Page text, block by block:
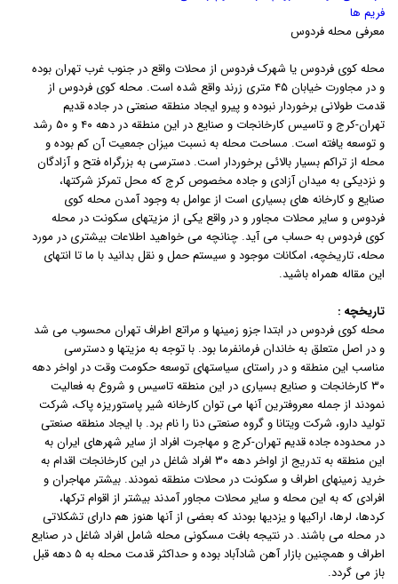
فریم ها
معرفی محله فردوس
محله کوی فردوس یا شهرک فردوس از محلات واقع در جنوب غرب تهران بوده
و در مجاورت خیابان ۴۵ متری زرند واقع شده است. محله کوی فردوس از
قدمت طولانی برخوردار نبوده و پیرو ایجاد منطقه صنعتی در جاده قدیم
تهران-کرج و تاسیس کارخانجات و صنایع در این منطقه در دهه ۴۰ و ۵۰ رشد
و توسعه یافته است. مساحت محله به نسبت میزان جمعیت آن کم بوده و
محله از تراکم بسیار بالائی برخوردار است. دسترسی به بزرگراه فتح و آزادگان
و نزدیکی به میدان آزادی و جاده مخصوص کرج که محل تمرکز شرکتها،
صنایع و کارخانه های بسیاری است از عوامل به وجود آمدن محله کوی
فردوس و سایر محلات مجاور و در واقع یکی از مزیتهای سکونت در محله
کوی فردوس به حساب می آید. چنانچه می خواهید اطلاعات بیشتری در مورد
محله، تاریخچه، امکانات موجود و سیستم حمل و نقل بدانید با ما تا انتهای
این مقاله همراه باشید.
تاریخچه :
محله کوی فردوس در ابتدا جزو زمینها و مراتع اطراف تهران محسوب می شد
و در اصل متعلق به خاندان فرمانفرما بود. با توجه به مزیتها و دسترسی
مناسب این منطقه و در راستای سیاستهای توسعه حکومت وقت در اواخر دهه
۳۰ کارخانجات و صنایع بسیاری در این منطقه تاسیس و شروع به فعالیت
نمودند از جمله معروفترین آنها می توان کارخانه شیر پاستوریزه پاک، شرکت
تولید دارو، شرکت ویتانا و گروه صنعتی دنا را نام برد. با ایجاد منطقه صنعتی
در محدوده جاده قدیم تهران-کرج و مهاجرت افراد از سایر شهرهای ایران به
این منطقه به تدریج از اواخر دهه ۳۰ افراد شاغل در این کارخانجات اقدام به
خرید زمینهای اطراف و سکونت در محلات منطقه نمودند. بیشتر مهاجران و
افرادی که به این محله و سایر محلات مجاور آمدند بیشتر از اقوام ترکها،
کردها، لرها، اراکیها و یزدیها بودند که بعضی از آنها هنوز هم دارای تشکلاتی
در محله می باشند. در نتیجه بافت مسکونی محله شامل افراد شاغل در صنایع
اطراف و همچنین بازار آهن شادآباد بوده و حداکثر قدمت محله به ۵ دهه قبل
باز می گردد.